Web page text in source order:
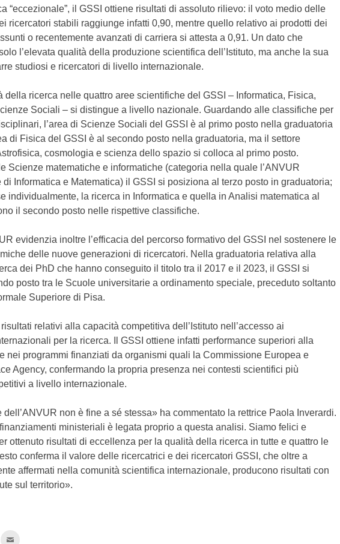
“eccezionale”, il GSSI ottiene risultati di assoluto rilievo: il voto medio delle
ricercatori stabili raggiunge infatti 0,90, mentre quello relativo ai prodotti dei
o recentemente avanzati di carriera si attesta a 0,91. Un dato che
l’elevata qualità della produzione scientifica dell’Istituto, ma anche la sua
studiosi e ricercatori di livello internazionale.
della ricerca nelle quattro aree scientifiche del GSSI – Informatica, Fisica,
Sociali – si distingue a livello nazionale. Guardando alle classifiche per
l’area di Scienze Sociali del GSSI è al primo posto nella graduatoria
di Fisica del GSSI è al secondo posto nella graduatoria, ma il settore
cosmologia e scienza dello spazio si colloca al primo posto.
Scienze matematiche e informatiche (categoria nella quale l’ANVUR
di Informatica e Matematica) il GSSI si posiziona al terzo posto in graduatoria;
individualmente, la ricerca in Informatica e quella in Analisi matematica al
il secondo posto nelle rispettive classifiche.
evidenzia inoltre l’efficacia del percorso formativo del GSSI nel sostenere le
delle nuove generazioni di ricercatori. Nella graduatoria relativa alla
dei PhD che hanno conseguito il titolo tra il 2017 e il 2023, il GSSI si
posto tra le Scuole universitarie a ordinamento speciale, preceduto soltanto
Superiore di Pisa.
relativi alla capacità competitiva dell’Istituto nell’accesso ai
per la ricerca. Il GSSI ottiene infatti performance superiori alla
nei programmi finanziati da organismi quali la Commissione Europea e
Agency, confermando la propria presenza nei contesti scientifici più
a livello internazionale.
non è fine a sé stessa» ha commentato la rettrice Paola Inverardi.
ministeriali è legata proprio a questa analisi. Siamo felici e
ottenuto risultati di eccellenza per la qualità della ricerca in tutte e quattro le
conferma il valore delle ricercatrici e dei ricercatori GSSI, che oltre a
affermati nella comunità scientifica internazionale, producono risultati con
sul territorio».